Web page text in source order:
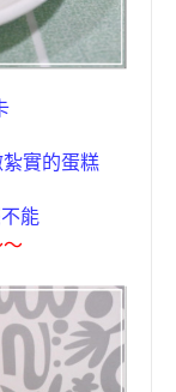
紮實的蛋糕
能
〜